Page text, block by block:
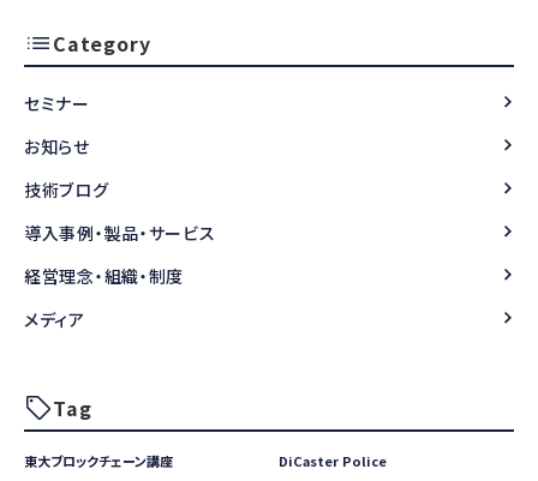
Category
セミナー
お知らせ
技術ブログ
導入事例・製品・サービス
経営理念・組織・制度
メディア
Tag
東大ブロックチェーン講座
DiCaster Police